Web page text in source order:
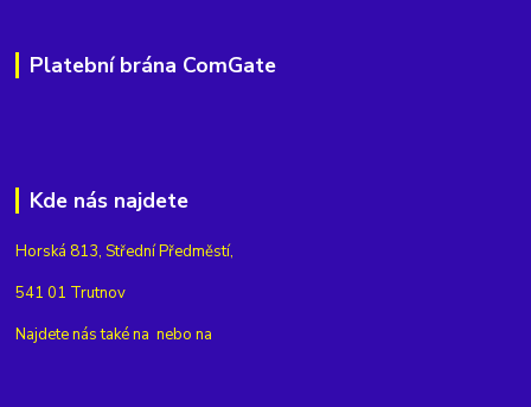
Platební brána ComGate
Kde nás najdete
Horská 813, Střední Předměstí,
541 01 Trutnov
Najdete nás také na nebo na